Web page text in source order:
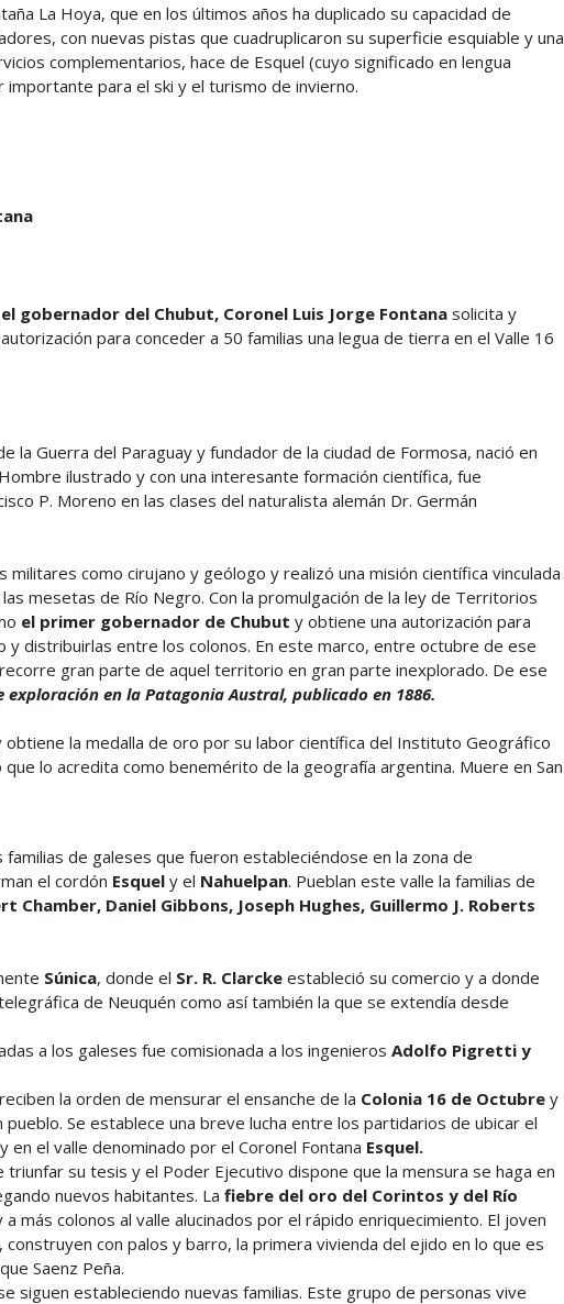
La Hoya, que en los últimos años ha duplicado su capacidad de
con nuevas pistas que cuadruplicaron su superficie esquiable y una
complementarios, hace de Esquel (cuyo significado en lengua
importante para el ski y el turismo de invierno.
gobernador del Chubut, Coronel Luis Jorge Fontana solicita y
para conceder a 50 familias una legua de tierra en el Valle 16
la Guerra del Paraguay y fundador de la ciudad de Formosa, nació en
ilustrado y con una interesante formación científica, fue
P. Moreno en las clases del naturalista alemán Dr. Germán
militares como cirujano y geólogo y realizó una misión científica vinculada
mesetas de Río Negro. Con la promulgación de la ley de Territorios
el primer gobernador de Chubut y obtiene una autorización para
y distribuirlas entre los colonos. En este marco, entre octubre de ese
gran parte de aquel territorio en gran parte inexplorado. De ese
exploración en la Patagonia Austral, publicado en 1886.
la medalla de oro por su labor científica del Instituto Geográfico
lo acredita como benemérito de la geografía argentina. Muere en San
de galeses que fueron estableciéndose en la zona de
el cordón Esquel y el Nahuelpan. Pueblan este valle la familias de
Chamber, Daniel Gibbons, Joseph Hughes, Guillermo J. Roberts
Súnica, donde el Sr. R. Clarcke estableció su comercio y a donde
de Neuquén como así también la que se extendía desde
a los galeses fue comisionada a los ingenieros Adolfo Pigretti y
la orden de mensurar el ensanche de la Colonia 16 de Octubre y
Se establece una breve lucha entre los partidarios de ubicar el
en el valle denominado por el Coronel Fontana Esquel.
triunfar su tesis y el Poder Ejecutivo dispone que la mensura se haga en
nuevos habitantes. La fiebre del oro del Corintos y del Río
más colonos al valle alucinados por el rápido enriquecimiento. El joven
construyen con palos y barro, la primera vivienda del ejido en lo que es
Saenz Peña.
siguen estableciendo nuevas familias. Este grupo de personas vive